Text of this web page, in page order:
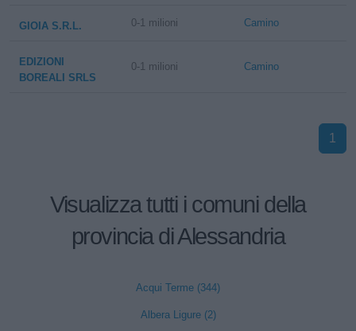
GIOIA S.R.L. 0-1 milioni Camino
EDIZIONI
BOREALI SRLS
0-1 milioni Camino
1
Visualizza tutti i comuni della
provincia di Alessandria
Acqui Terme (344)
Albera Ligure (2)